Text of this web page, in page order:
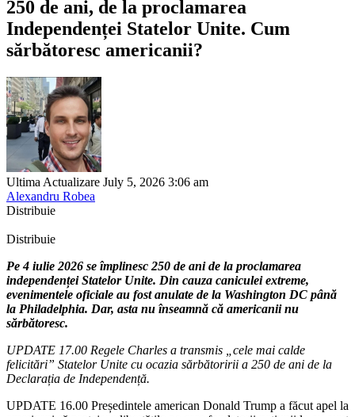
250 de ani, de la proclamarea
Independenței Statelor Unite. Cum
sărbătoresc americanii?
Ultima Actualizare July 5, 2026 3:06 am
Alexandru Robea
Distribuie
Distribuie
Pe 4 iulie 2026 se împlinesc 250 de ani de la proclamarea
independenței Statelor Unite. Din cauza caniculei extreme,
evenimentele oficiale au fost anulate de la Washington DC până
la Philadelphia. Dar, asta nu înseamnă că americanii nu
sărbătoresc.
UPDATE 17.00 Regele Charles a transmis „cele mai calde
felicitări” Statelor Unite cu ocazia sărbătoririi a 250 de ani de la
Declarația de Independență.
UPDATE 16.00 Președintele american Donald Trump a făcut apel la